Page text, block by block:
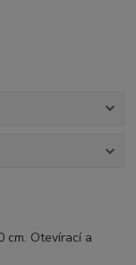
cm. Otevírací a